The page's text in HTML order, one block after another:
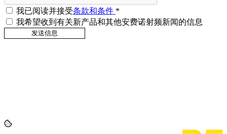
我已阅读并接受条款和条件 *
我希望收到有关新产品和其他安费诺射频新闻的信息